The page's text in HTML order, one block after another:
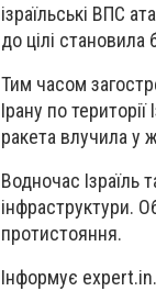
ізраїльські ВПС
до цілі становила
Тим часом
Ірану по
ракета влучила у
Водночас Ізраїль
інфраструктури.
протистояння.
Інформує